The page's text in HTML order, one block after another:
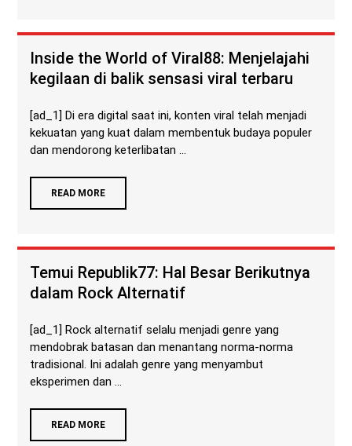
Inside the World of Viral88: Menjelajahi
kegilaan di balik sensasi viral terbaru
[ad_1] Di era digital saat ini, konten viral telah menjadi
kekuatan yang kuat dalam membentuk budaya populer
dan mendorong keterlibatan ...
READ MORE
Temui Republik77: Hal Besar Berikutnya
dalam Rock Alternatif
[ad_1] Rock alternatif selalu menjadi genre yang
mendobrak batasan dan menantang norma-norma
tradisional. Ini adalah genre yang menyambut
eksperimen dan ...
READ MORE